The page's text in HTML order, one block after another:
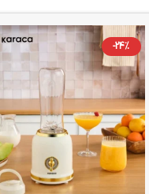
-24%